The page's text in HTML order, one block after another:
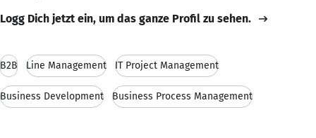
Logg Dich jetzt ein, um das ganze Profil zu sehen.
B2B Line Management IT Project Management
Business Development Business Process Management